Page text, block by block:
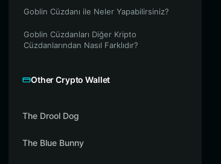
Goblin Cüzdanı ile Neler Yapabilirsiniz?
Goblin Cüzdanları Diğer Kripto
Cüzdanlarından Nasıl Farklıdır?
Other Crypto Wallet
The Drool Dog
The Blue Bunny